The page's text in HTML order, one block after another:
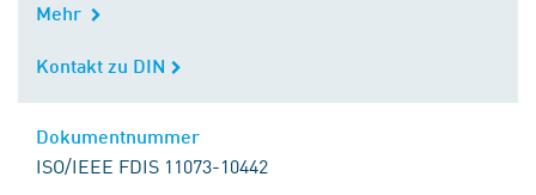
Mehr
Kontakt zu DIN
Kontakt zu DIN
Dokumentnummer
ISO/IEEE FDIS 11073-10442